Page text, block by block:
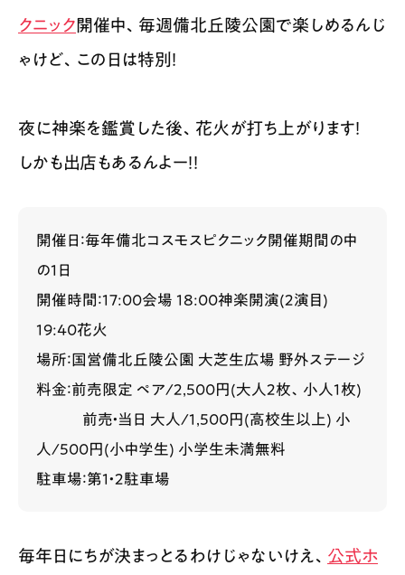
クニック 開催中、毎週備北丘陵公園で楽しめるんじ
ゃけど、この日は特別！
夜に神楽を鑑賞した後、花火が打ち上がります！
しかも出店もあるんよー！！
開催日：毎年備北コスモスピクニック開催期間の中
の1日
開催時間：17:00会場 18:00神楽開演(2演目)
19:40花火
場所：国営備北丘陵公園 大芝生広場 野外ステージ
料金：前売限定 ペア/2,500円(大人2枚、小人1枚)
前売・当日 大人/1,500円(高校生以上) 小
人/500円(小中学生) 小学生未満無料
駐車場：第1・2駐車場
毎年日にちが決まっとるわけじゃないけえ、 公式ホ